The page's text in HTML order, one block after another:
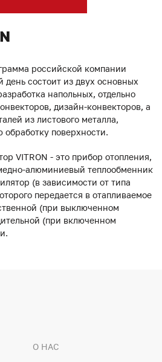
российской компании
день состоит из двух основных
напольных, отдельно
дизайн-конвекторов, а
из листового металла,
обработку поверхности.
VITRON - это прибор отопления,
алюминиевый теплообменник
(в зависимости от типа
передается в отапливаемое
(при выключенном
(при включенном
О НАС